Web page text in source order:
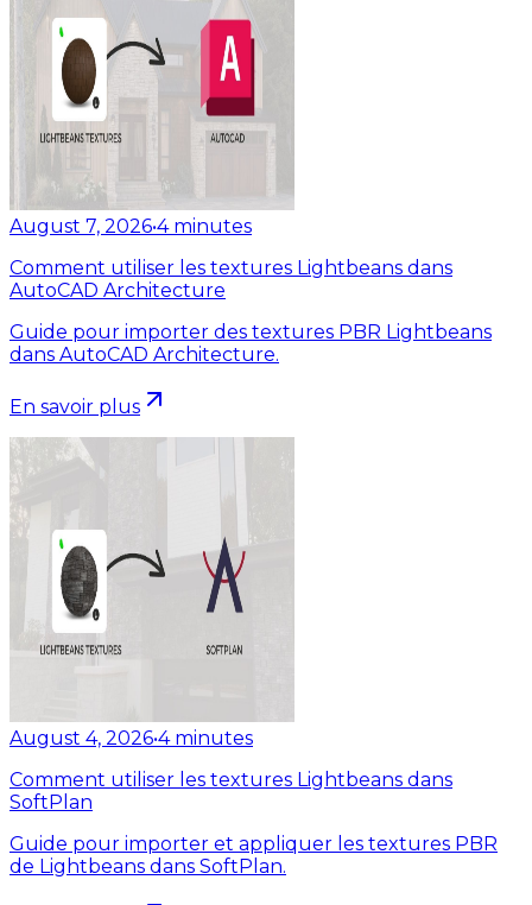
August 7, 2026•4 minutes
Comment utiliser les textures Lightbeans dans
AutoCAD Architecture
Guide pour importer des textures PBR Lightbeans
dans AutoCAD Architecture.
En savoir plus
August 4, 2026•4 minutes
Comment utiliser les textures Lightbeans dans
SoftPlan
Guide pour importer et appliquer les textures PBR
de Lightbeans dans SoftPlan.